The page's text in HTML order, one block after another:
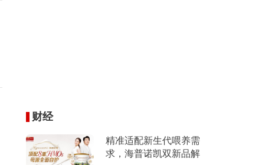
财经
精准适配新生代喂养需
求，海普诺凯双新品解